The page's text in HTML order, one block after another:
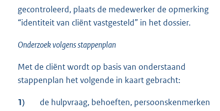
gecontroleerd, plaats de medewerker de opmerking
“identiteit van cliënt vastgesteld” in het dossier.
Onderzoek volgens stappenplan
Met de cliënt wordt op basis van onderstaand
stappenplan het volgende in kaart gebracht:
1)
de hulpvraag, behoeften, persoonskenmerken